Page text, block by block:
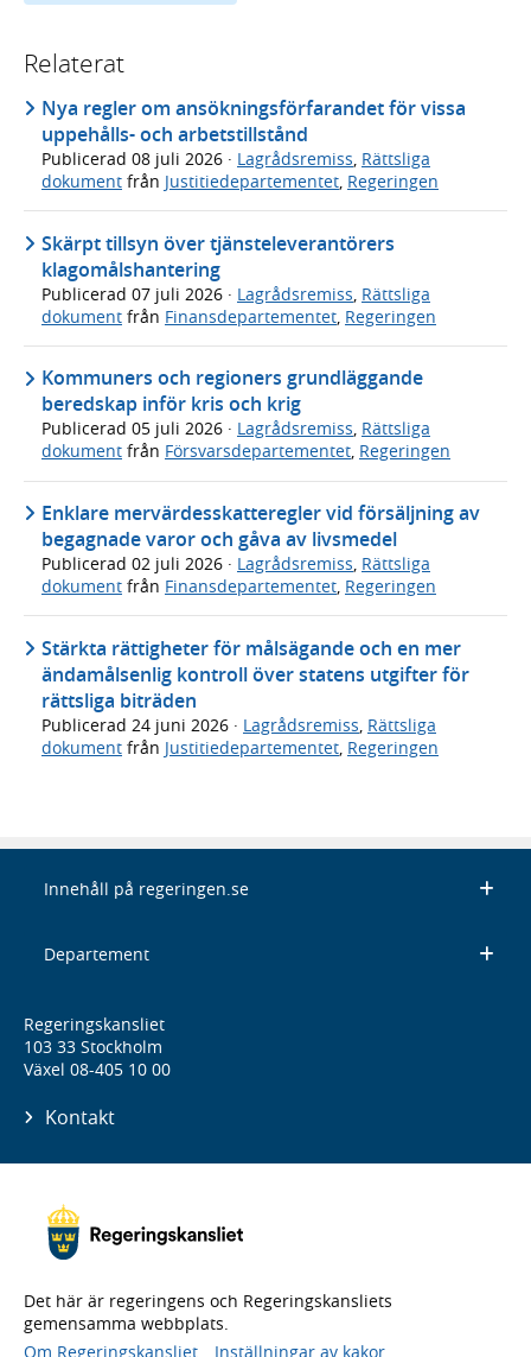
Relaterat
Nya regler om ansökningsförfarandet för vissa
uppehålls- och arbetstillstånd
Publicerad 08 juli 2026 · Lagrådsremiss, Rättsliga
dokument från Justitiedepartementet, Regeringen
Skärpt tillsyn över tjänsteleverantörers
klagomålshantering
Publicerad 07 juli 2026 · Lagrådsremiss, Rättsliga
dokument från Finansdepartementet, Regeringen
Kommuners och regioners grundläggande
beredskap inför kris och krig
Publicerad 05 juli 2026 · Lagrådsremiss, Rättsliga
dokument från Försvarsdepartementet, Regeringen
Enklare mervärdesskatteregler vid försäljning av
begagnade varor och gåva av livsmedel
Publicerad 02 juli 2026 · Lagrådsremiss, Rättsliga
dokument från Finansdepartementet, Regeringen
Stärkta rättigheter för målsägande och en mer
ändamålsenlig kontroll över statens utgifter för
rättsliga biträden
Publicerad 24 juni 2026 · Lagrådsremiss Rättsliga
dokument från Justitiedepartementet Regeringen
Innehåll på regeringen.se
Departement
Regeringskansliet
103 33 Stockholm
Växel 08-405 10 00
Kontakt
Det här är regeringens och Regeringskansliets
gemensamma webbplats.
Om Regeringskansliet
Inställningar av kakor